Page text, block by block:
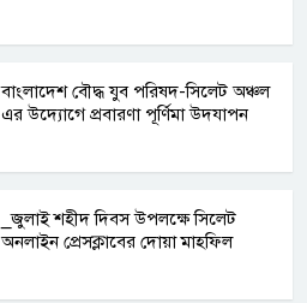
বাংলাদেশ বৌদ্ধ যুব পরিষদ-সিলেট অঞ্চল
এর উদ্যোগে প্রবারণা পূর্ণিমা উদযাপন
_জুলাই শহীদ দিবস উপলক্ষে সিলেট
অনলাইন প্রেসক্লাবের দোয়া মাহফিল